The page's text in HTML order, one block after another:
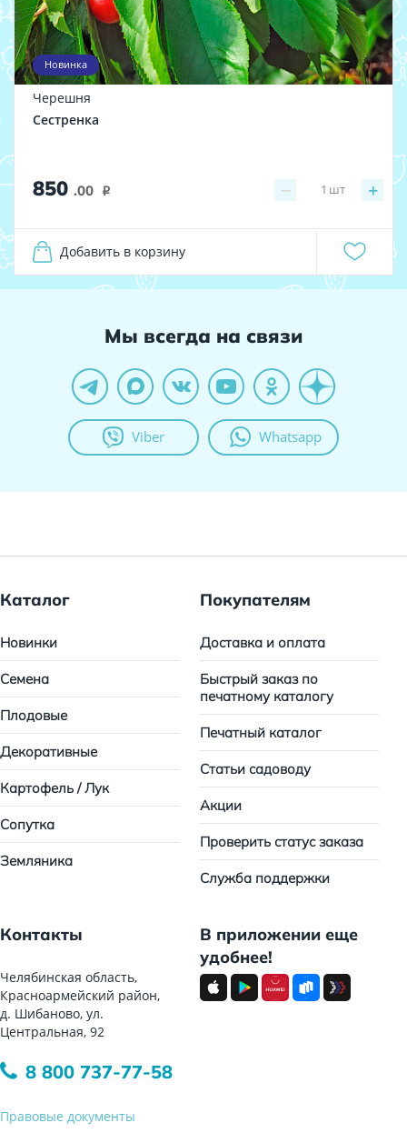
Новинка
Черешня
Сестренка
850 .00 i − +
1 шт
Добавить в корзину
Мы всегда на связи
Viber Whatsapp
Каталог
Новинки
Семена
Плодовые
Декоративные
Картофель / Лук
Сопутка
Земляника
Покупателям
Доставка и оплата
Быстрый заказ по
печатному каталогу
Печатный каталог
Статьи садоводу
Акции
Проверить статус заказа
Служба поддержки
Контакты
Челябинская область,
Красноармейский район,
д. Шибаново, ул.
Центральная, 92
8 800 737-77-58
Правовые документы
В приложении еще
удобнее!